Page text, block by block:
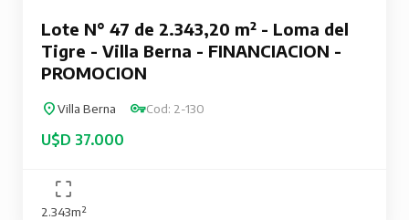
Lote N° 47 de 2.343,20 m² - Loma del
Tigre - Villa Berna - FINANCIACION -
PROMOCION
Villa Berna Cod: 2-130
U$D 37.000
2.343m²